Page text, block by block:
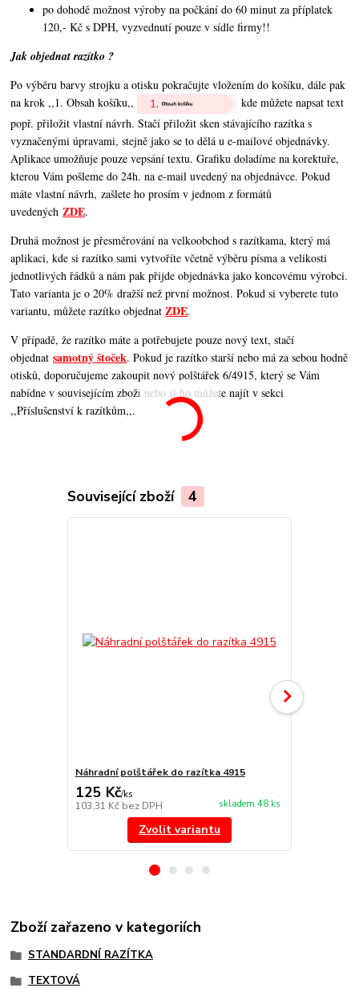
po dohodě možnost výroby na počkání do 60 minut za příplatek
120,- Kč s DPH, vyzvednutí pouze v sídle firmy!!
Jak objednat razítko ?
Po výběru barvy strojku a otisku pokračujte vložením do košíku, dále pak
na krok ,,1. Obsah košíku,,
kde můžete napsat text
popř. přiložit vlastní návrh. Stačí přiložit sken stávajícího razítka s
vyznačenými úpravami, stejně jako se to dělá u e-mailové objednávky.
Aplikace umožňuje pouze vepsání textu. Grafiku doladíme na korektuře,
kterou Vám pošleme do 24h. na e-mail uvedený na objednávce. Pokud
máte vlastní návrh, zašlete ho prosím v jednom z formátů
uvedenýchZDE.
Druhá možnost je přesměrování na velkoobchod s razítkama, který má
aplikaci, kde si razítko sami vytvoříte včetně výběru písma a velikosti
jednotlivých řádků a nám pak přijde objednávka jako koncovému výrobci.
Tato varianta je o 20% dražší než první možnost. Pokud si vyberete tuto
variantu, můžete razítko objednatZDE.
V případě, že razítko máte a potřebujete pouze nový text, stačí
objednatsamotný štoček. Pokud je razítko starší nebo má za sebou hodně
otisků, doporučujeme zakoupit nový polštářek 6/4915, který se Vám
nabídne v souvisejícím zboží nebo si ho můžete najít v sekci
,,Příslušenství k razítkům,,.
Související zboží 4
Náhradní polštářek do razítka 4915
125 Kč/ks
103,31 Kč bez DPH skladem 48 ks
Zvolit variantu
Zboží zařazeno v kategoriích
STANDARDNÍ RAZÍTKA
TEXTOVÁ